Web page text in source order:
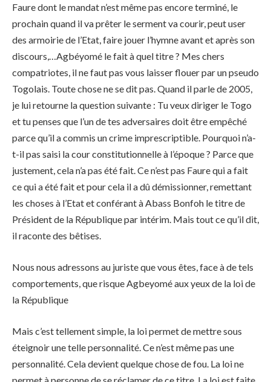
Faure dont le mandat n’est même pas encore terminé, le
prochain quand il va prêter le serment va courir, peut user
des armoirie de l’Etat, faire jouer l’hymne avant et après son
discours,…Agbéyomé le fait à quel titre ? Mes chers
compatriotes, il ne faut pas vous laisser flouer par un pseudo
Togolais. Toute chose ne se dit pas. Quand il parle de 2005,
je lui retourne la question suivante : Tu veux diriger le Togo
et tu penses que l’un de tes adversaires doit être empêché
parce qu’il a commis un crime imprescriptible. Pourquoi n’a-
t-il pas saisi la cour constitutionnelle à l’époque ? Parce que
justement, cela n’a pas été fait. Ce n’est pas Faure qui a fait
ce qui a été fait et pour cela il a dû démissionner, remettant
les choses à l’Etat et conférant à Abass Bonfoh le titre de
Président de la République par intérim. Mais tout ce qu’il dit,
il raconte des bêtises.
Nous nous adressons au juriste que vous êtes, face à de tels
comportements, que risque Agbeyomé aux yeux de la loi de
la République
Mais c’est tellement simple, la loi permet de mettre sous
éteignoir une telle personnalité. Ce n’est même pas une
personnalité. Cela devient quelque chose de fou. La loi ne
permet à personne de se réclamer de ce titre. La loi est faite